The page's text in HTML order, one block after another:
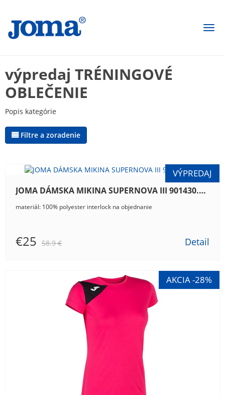
výpredaj TRÉNINGOVÉ
OBLEČENIE
Popis kategórie
Filtre a zoradenie
JOMA DÁMSKA MIKINA SUPERNOVA III 901430.702
materiál: 100% polyester interlock na objednanie
€25 58.9 € Detail